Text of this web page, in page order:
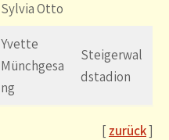
Sylvia Otto
Yvette
Münchgesa
ng
Steigerwal
dstadion
[ zurück]